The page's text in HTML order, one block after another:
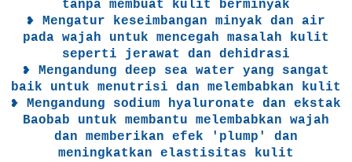
tanpa membuat kulit berminyak
❥ Mengatur keseimbangan minyak dan air
pada wajah untuk mencegah masalah kulit
seperti jerawat dan dehidrasi
❥ Mengandung deep sea water yang sangat
baik untuk menutrisi dan melembabkan kulit
❥ Mengandung sodium hyaluronate dan ekstak
Baobab untuk membantu melembabkan wajah
dan memberikan efek 'plump' dan
meningkatkan elastisitas kulit